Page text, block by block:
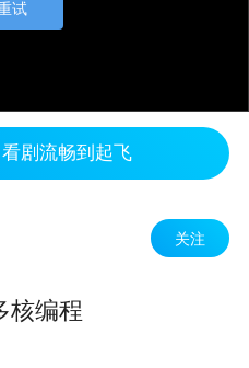
试
剧流畅到起飞
关注
核编程